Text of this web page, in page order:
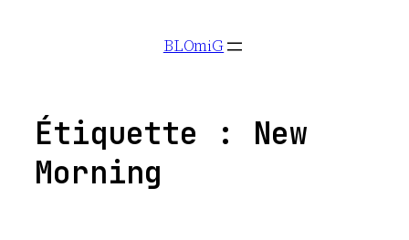
BLOmiG
Étiquette : New
Morning